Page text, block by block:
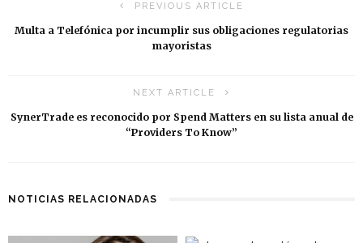
PREVIOUS ARTICLE
Multa a Telefónica por incumplir sus obligaciones regulatorias
mayoristas
NEXT ARTICLE
SynerTrade es reconocido por Spend Matters en su lista anual de
“Providers To Know”
NOTICIAS RELACIONADAS